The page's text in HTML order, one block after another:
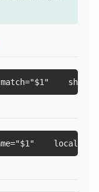
shift
local